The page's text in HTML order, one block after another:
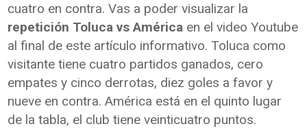
cuatro en contra. Vas a poder visualizar la
repetición Toluca vs América en el video Youtube
al final de este artículo informativo. Toluca como
visitante tiene cuatro partidos ganados, cero
empates y cinco derrotas, diez goles a favor y
nueve en contra. América está en el quinto lugar
de la tabla, el club tiene veinticuatro puntos.